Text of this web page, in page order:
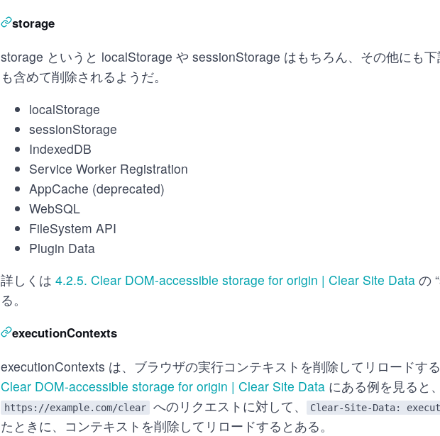
storage
storage というと localStorage や sessionStorage はもちろん、その他にも
も含めて削除されるようだ。
localStorage
sessionStorage
IndexedDB
Service Worker Registration
AppCache (deprecated)
WebSQL
FileSystem API
Plugin Data
詳しくは 4.2.5. Clear DOM-accessible storage for origin | Clear Site Dataの
る。
executionContexts
executionContexts は、ブラウザの実行コンテキストを削除してリロードす
Clear DOM-accessible storage for origin | Clear Site Dataにある例を見ると、
https://example.com/clear へのリクエストに対して、 Clear-Site-Data:
たときに、コンテキストを削除してリロードするとある。